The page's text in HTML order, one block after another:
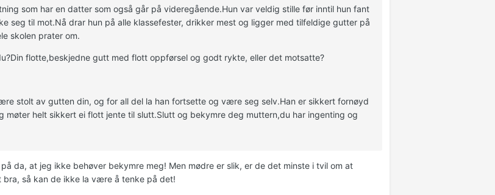
som har en datter som også går på videregående.Hun var veldig stille før inntil hun fant
seg til mot.Nå drar hun på alle klassefester, drikker mest og ligger med tilfeldige gutter på
skolen prater om.
flotte,beskjedne gutt med flott oppførsel og godt rykte, eller det motsatte?
stolt av gutten din, og for all del la han fortsette og være seg selv.Han er sikkert fornøyd
møter helt sikkert ei flott jente til slutt.Slutt og bekymre deg muttern,du har ingenting og
da, at jeg ikke behøver bekymre meg! Men mødre er slik, er de det minste i tvil om at
bra, så kan de ikke la være å tenke på det!